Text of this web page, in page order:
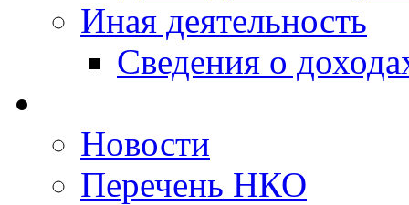
Иная деятельность
Сведения о
Новости
Перечень НКО